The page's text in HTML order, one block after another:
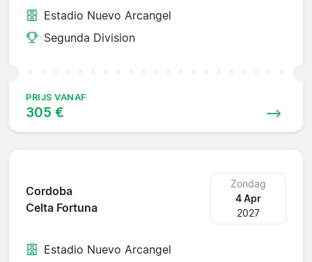
Estadio Nuevo Arcangel
Segunda Division
PRIJS VANAF
305 €
Cordoba
Celta Fortuna
Zondag
4 Apr
2027
Estadio Nuevo Arcangel